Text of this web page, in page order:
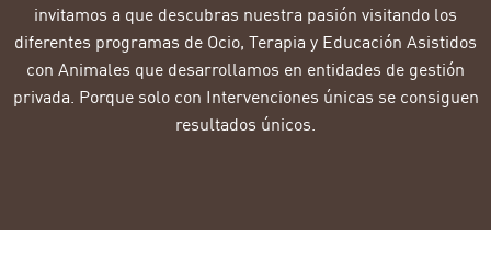
invitamos a que descubras nuestra pasión visitando los
diferentes programas de Ocio, Terapia y Educación Asistidos
con Animales que desarrollamos en entidades de gestión
privada. Porque solo con Intervenciones únicas se consiguen
resultados únicos.